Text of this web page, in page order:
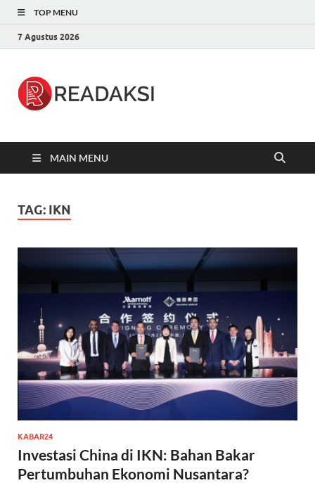
TOP MENU
7 Agustus 2026
MAIN MENU
TAG: IKN
KABAR24
Investasi China di IKN: Bahan Bakar
Pertumbuhan Ekonomi Nusantara?